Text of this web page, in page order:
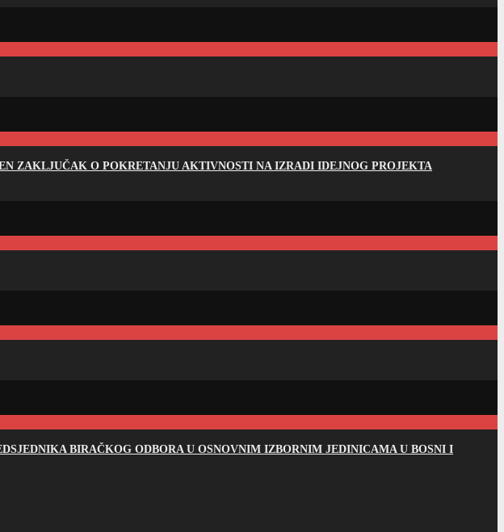
ZAKLJUČAK O POKRETANJU AKTIVNOSTI NA IZRADI IDEJNOG PROJEKTA
BIRAČKOG ODBORA U OSNOVNIM IZBORNIM JEDINICAMA U BOSNI I